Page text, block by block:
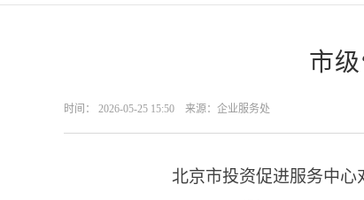
市
时间： 2026-05-25 15:50 来源：企业服务处
北京市投资促进服务中心